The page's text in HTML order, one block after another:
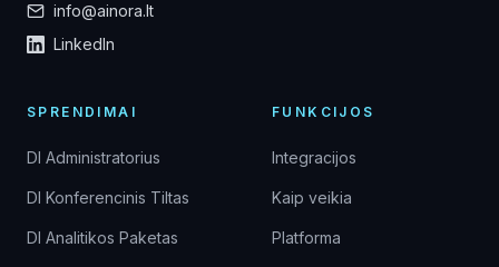
info@ainora.lt
LinkedIn
SPRENDIMAI
DI Administratorius
DI Konferencinis Tiltas
DI Analitikos Paketas
FUNKCIJOS
Integracijos
Kaip veikia
Platforma